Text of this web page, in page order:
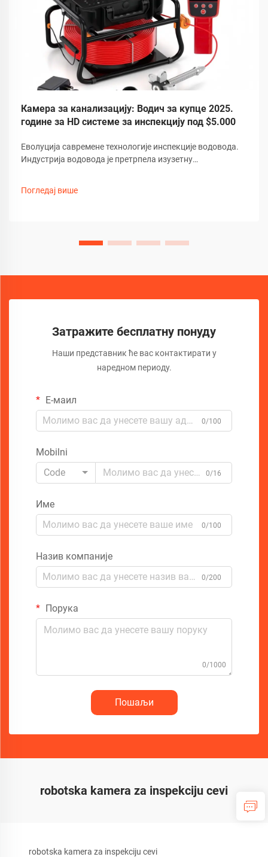
Камера за канализацију: Водич за купце 2025.
године за HD системе за инспекцију под $5.000
Еволуција савремене технологије инспекције водовода.
Индустрија водовода је претрпела изузетну
инспекцију револуционизовали су начин на који
Погледај више
Затражите бесплатну понуду
Наши представник ће вас контактирати у
наредном периоду.
Е-маил
0/100
Mobilni
Code
0/16
Име
0/100
Назив компаније
0/200
Порука
0/1000
Пошаљи
robotska kamera za inspekciju cevi
robotska kamera za inspekciju cevi